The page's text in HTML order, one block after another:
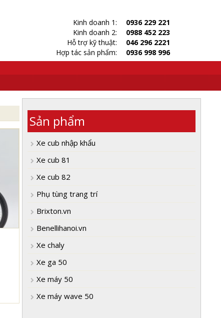
Kinh doanh 1:
0936 229 221
Kinh doanh 2:
0988 452 223
Hỗ trợ kỹ thuật:
046 296 2221
Hợp tác sản phẩm:
0936 998 996
Sản phẩm
Xe cub nhập khẩu
Xe cub 81
Xe cub 82
Phụ tùng trang trí
Brixton.vn
Benellihanoi.vn
Xe chaly
Xe ga 50
Xe máy 50
Xe máy wave 50